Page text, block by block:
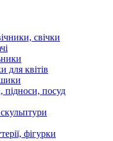
свічки
для квітів
підноси, посуд
фігурки